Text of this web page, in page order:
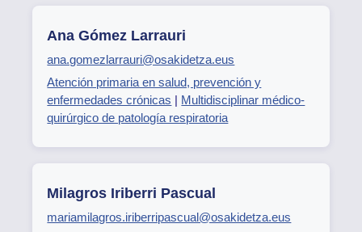
Ana Gómez Larrauri
ana.gomezlarrauri@osakidetza.eus
Atención primaria en salud, prevención y
enfermedades crónicas | Multidisciplinar médico-
quirúrgico de patología respiratoria
Milagros Iriberri Pascual
mariamilagros.iriberripascual@osakidetza.eus